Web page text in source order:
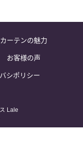
ーテンの魅力
お客様の声
シポリシー
Lale